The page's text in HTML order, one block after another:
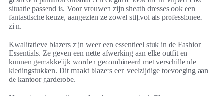
situatie passend is. Voor vrouwen zijn sheath dresses ook een
fantastische keuze, aangezien ze zowel stijlvol als professioneel
zijn.
Kwalitatieve blazers zijn weer een essentieel stuk in de Fashion
Essentials. Ze geven een nette afwerking aan elke outfit en
kunnen gemakkelijk worden gecombineerd met verschillende
kledingstukken. Dit maakt blazers een veelzijdige toevoeging aan
de kantoor garderobe.